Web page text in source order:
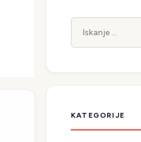
KATEGORIJE